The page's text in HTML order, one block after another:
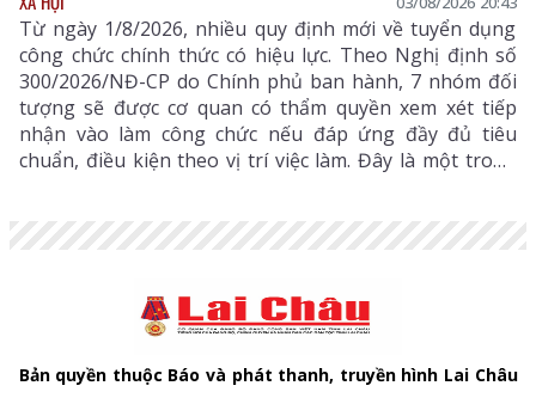
Từ ngày 1/8/2026, nhiều quy định mới về tuyển dụng
công chức chính thức có hiệu lực. Theo Nghị định số
300/2026/NĐ-CP do Chính phủ ban hành, 7 nhóm đối
tượng sẽ được cơ quan có thẩm quyền xem xét tiếp
nhận vào làm công chức nếu đáp ứng đầy đủ tiêu
chuẩn, điều kiện theo vị trí việc làm. Đây là một trong
Bản quyền thuộc Báo và phát thanh, truyền hình Lai Châu